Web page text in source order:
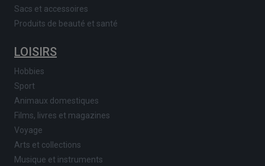
Sacs et accessoires
Produits de beauté et santé
LOISIRS
Hobbies
Sport
Animaux domestiques
Films, livres et magazines
Voyage
Arts et collections
Musique et instruments